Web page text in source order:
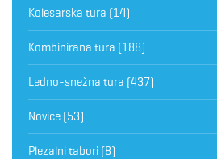
Kolesarska tura (14)
Kombinirana tura (188)
Ledno-snežna tura (437)
Novice (53)
Plezalni tabori (8)